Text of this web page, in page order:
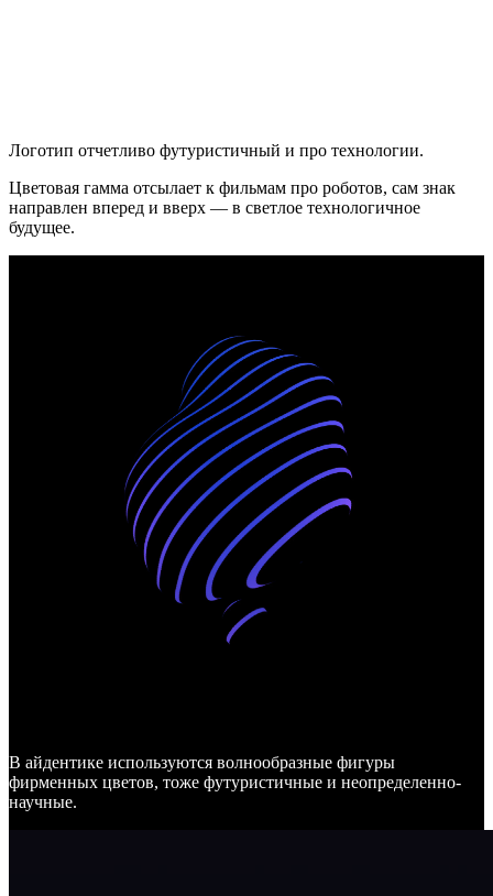
Логотип отчетливо футуристичный и про технологии.
Цветовая гамма отсылает к фильмам про роботов, сам знак
направлен вперед и вверх — в светлое технологичное
будущее.
В айдентике используются волнообразные фигуры
фирменных цветов, тоже футуристичные и неопределенно-
научные.